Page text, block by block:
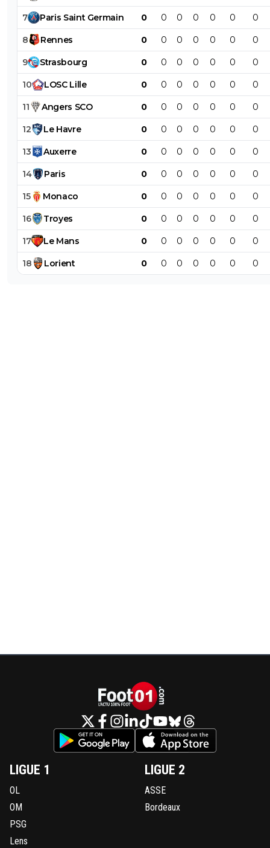
7 Paris Saint Germain 0 0 0 0 0 0 0
8 Rennes 0 0 0 0 0 0 0
9 Strasbourg 0 0 0 0 0 0 0
10 LOSC Lille 0 0 0 0 0 0 0
11 Angers SCO 0 0 0 0 0 0 0
12 Le Havre 0 0 0 0 0 0 0
13 Auxerre 0 0 0 0 0 0 0
14 Paris 0 0 0 0 0 0 0
15 Monaco 0 0 0 0 0 0 0
16 Troyes 0 0 0 0 0 0 0
17 Le Mans 0 0 0 0 0 0 0
18 Lorient 0 0 0 0 0 0 0
LIGUE 1
OL
OM
PSG
Lens
LIGUE 2
ASSE
Bordeaux